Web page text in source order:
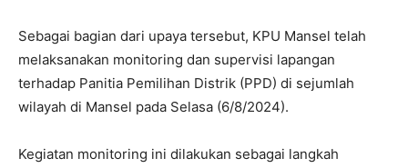
Sebagai bagian dari upaya tersebut, KPU Mansel telah
melaksanakan monitoring dan supervisi lapangan
terhadap Panitia Pemilihan Distrik (PPD) di sejumlah
wilayah di Mansel pada Selasa (6/8/2024).
Kegiatan monitoring ini dilakukan sebagai langkah